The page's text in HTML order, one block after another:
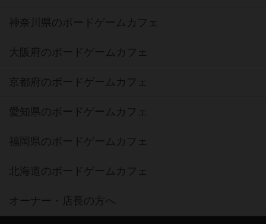
神奈川県のボードゲームカフェ
大阪府のボードゲームカフェ
京都府のボードゲームカフェ
愛知県のボードゲームカフェ
福岡県のボードゲームカフェ
北海道のボードゲームカフェ
オーナー・店長の方へ